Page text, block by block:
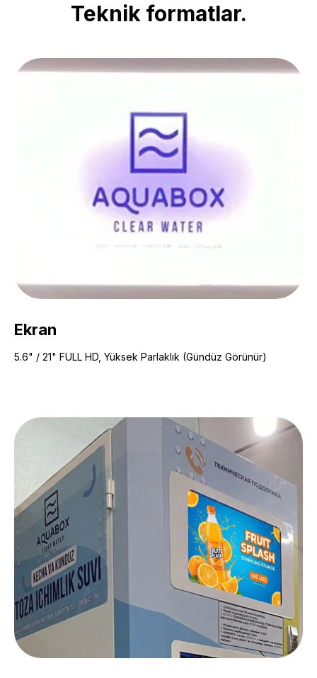
Teknik formatlar.
Ekran
5.6" / 21" FULL HD, Yüksek Parlaklık (Gündüz Görünür)